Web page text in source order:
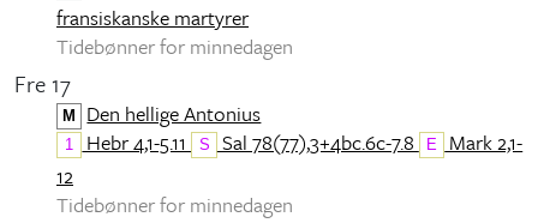
fransiskanske martyrer
Tidebønner for minnedagen
Fre 17
M Den hellige Antonius
1 Hebr 4,1-5.11 S Sal 78(77),3+4bc.6c-7.8 E
Mark 2,1-
12
Tidebønner for minnedagen